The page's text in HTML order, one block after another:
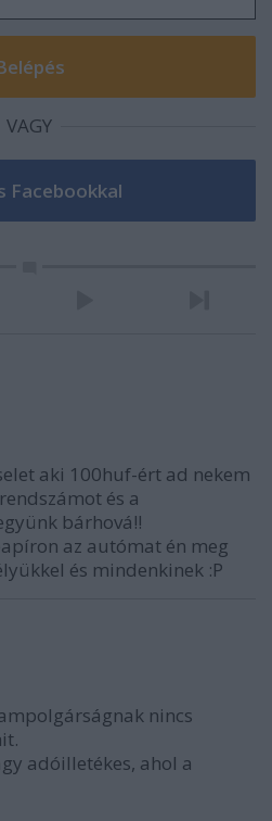
VAGY
aki 100huf-ért ad nekem
és a
bárhová!!
az autómat én meg
és mindenkinek :P
nincs
adóilletékes, ahol a